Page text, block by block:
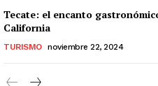
Tecate: el encanto
California
TURISMO noviembre 22, 2024